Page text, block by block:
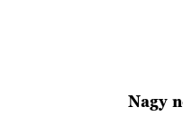
Nagy